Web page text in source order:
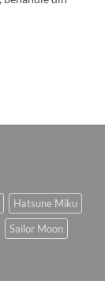
Hatsune Miku
Sailor Moon